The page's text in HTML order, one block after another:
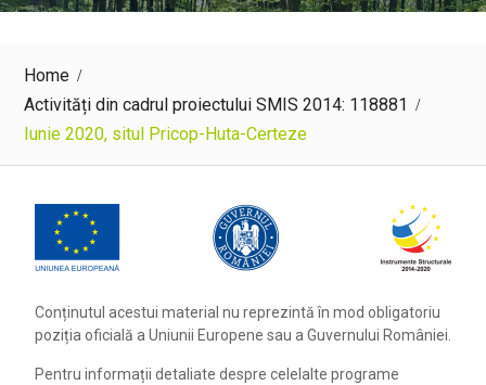
Home
Activități din cadrul proiectului SMIS 2014: 118881
Iunie 2020, situl Pricop-Huta-Certeze
Conținutul acestui material nu reprezintă în mod obligatoriu
poziția oficială a Uniunii Europene sau a Guvernului României.
Pentru informații detaliate despre celelalte programe